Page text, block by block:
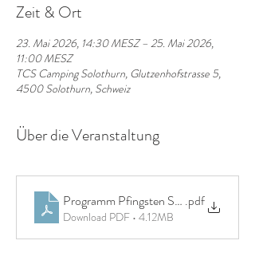
Zeit & Ort
23. Mai 2026, 14:30 MESZ – 25. Mai 2026,
11:00 MESZ
TCS Camping Solothurn, Glutzenhofstrasse 5,
4500 Solothurn, Schweiz
Über die Veranstaltung
Programm Pfingsten Solothurn_2026
.pdf
Download PDF • 4.12MB